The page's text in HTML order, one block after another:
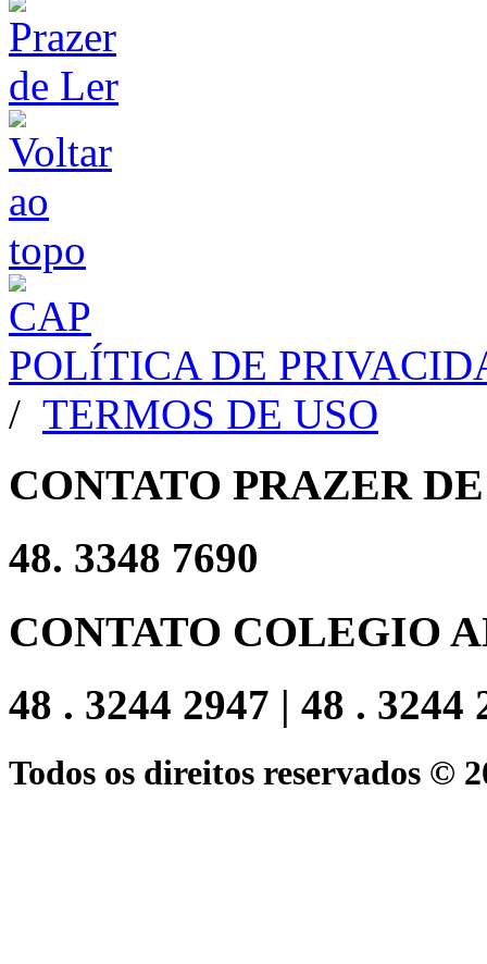
POLÍTICA DE
/ TERMOS DE USO
CONTATO PRAZER
48. 3348 7690
CONTATO COLEGIO
48 . 3244 2947 | 48 . 3244
Todos os direitos reservados ©